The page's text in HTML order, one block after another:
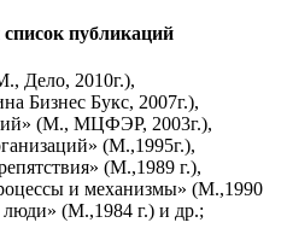
публикаций
Дело, 2010г.),
Бизнес Букс, 2007г.),
(М., МЦФЭР, 2003г.),
(М.,1995г.),
(М.,1989 г.),
и механизмы» (М.,1990
(М.,1984 г.) и др.;